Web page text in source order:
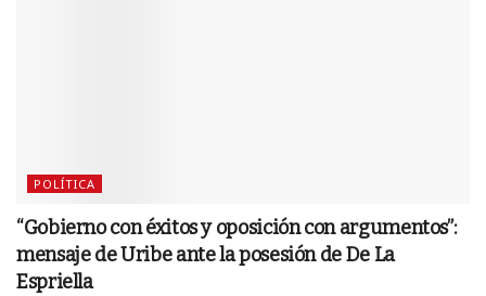
POLÍTICA
“Gobierno con éxitos y oposición con argumentos”:
mensaje de Uribe ante la posesión de De La
Espriella